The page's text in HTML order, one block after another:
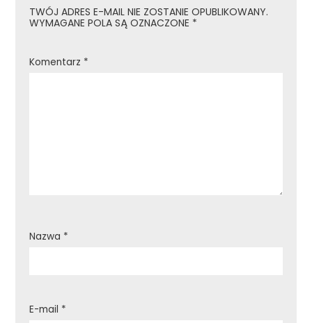
TWÓJ ADRES E-MAIL NIE ZOSTANIE OPUBLIKOWANY.
WYMAGANE POLA SĄ OZNACZONE *
Komentarz *
Nazwa *
E-mail *